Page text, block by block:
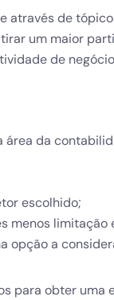
através de
um maior
de
área da
escolhido;
menos
opção a
para obter uma